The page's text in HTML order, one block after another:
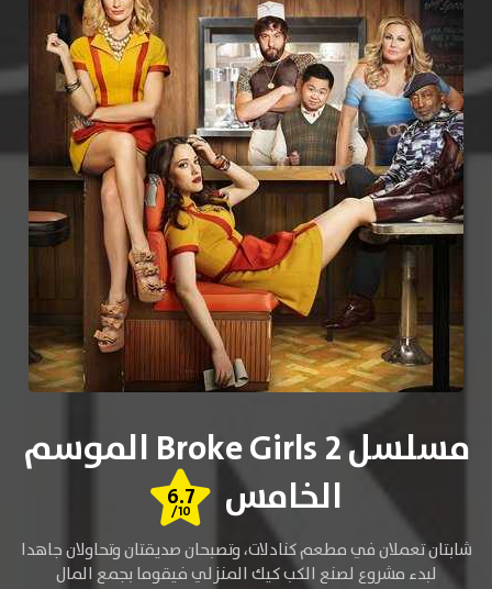
مسلسل 2 Broke Girls الموسم
الخامس
6.7
/10
شابتان تعملان في مطعم كنادلات، وتصبحان صديقتان وتحاولان جاهدا
لبدء مشروع لصنع الكب كيك المنزلي فيقوما بجمع المال